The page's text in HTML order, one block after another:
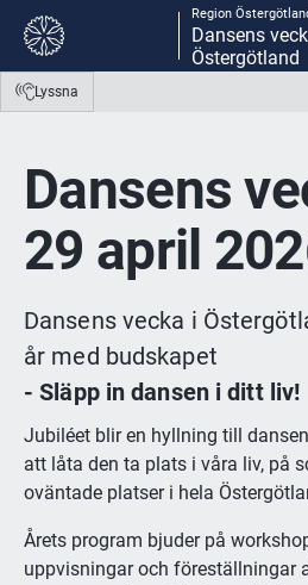
Gå till innehåll
Gå till meny
Gå till sidfot
Region
Dansens
Östergötland
Lyssna
Dansens
29 april
Dansens vecka i
år med budskapet
- Släpp in dansen i ditt liv!
Jubiléet blir en hyllning till
att låta den ta plats i våra liv, på
oväntade platser i hela
Årets program bjuder på
uppvisningar och föreställningar